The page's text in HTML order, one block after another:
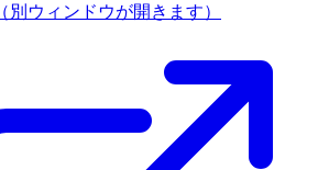
（別ウィンドウが開きます）